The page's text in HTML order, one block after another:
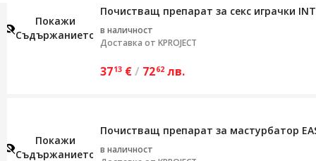
Покажи
Съдържанието
Почистващ препарат за секс играчки
в наличност
Доставка от KPROJECT
3713 €/ 7262 лв.
Покажи
Съдържанието
Почистващ препарат за мастурбатор
в наличност